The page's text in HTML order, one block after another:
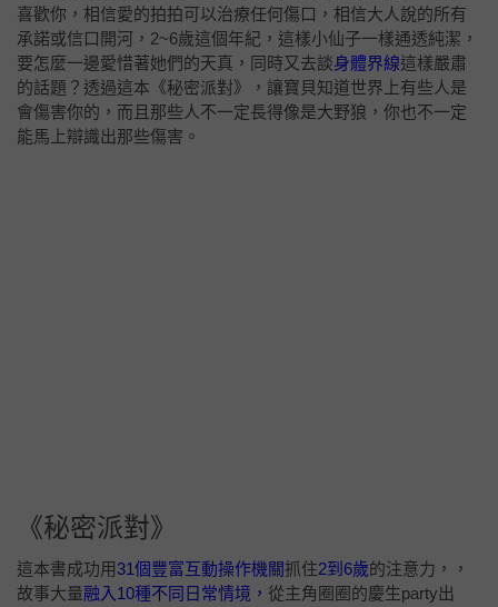
喜歡你，相信愛的拍拍可以治療任何傷口，相信大人說的所有
承諾或信口開河，2~6歲這個年紀，這樣小仙子一樣通透純潔，
要怎麼一邊愛惜著她們的天真，同時又去談身體界線這樣嚴肅
的話題？透過這本《秘密派對》，讓寶貝知道世界上有些人是
會傷害你的，而且那些人不一定長得像是大野狼，你也不一定
能馬上辯識出那些傷害。
《秘密派對》
這本書成功用 31個豐富互動操作機關抓住2到6歲的注意力，，
故事大量融入10種不同日常情境， 從主角 圈圈的慶生party出